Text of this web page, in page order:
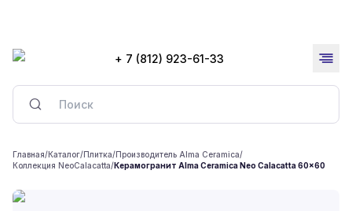
+ 7 (812) 923-61-33
Главная/Каталог/Плитка/Производитель Alma Ceramica/
Коллекция NeoCalacatta/Керамогранит Alma Ceramica Neo Calacatta 60x60